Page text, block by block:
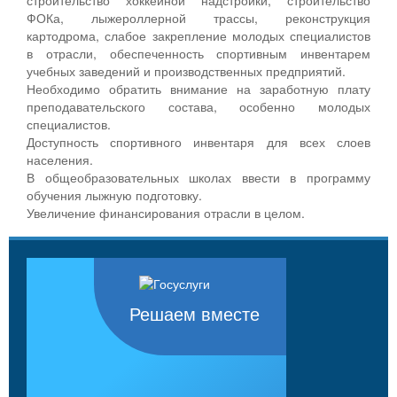
ФОКа, лыжероллерной трассы, реконструкция
картодрома, слабое закрепление молодых специалистов
в отрасли, обеспеченность спортивным инвентарем
учебных заведений и производственных предприятий.
Необходимо обратить внимание на заработную плату
преподавательского состава, особенно молодых
специалистов.
Доступность спортивного инвентаря для всех слоев
населения.
В общеобразовательных школах ввести в программу
обучения лыжную подготовку.
Увеличение финансирования отрасли в целом.
Решаем вместе